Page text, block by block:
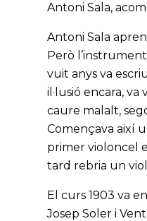
Antoni Sala,
Antoni Sala
Però
vuit anys va
il·lusió encara,
caure malalt,
Començava així
primer violoncel
tard rebria un
El curs 1903 va
Josep Soler i